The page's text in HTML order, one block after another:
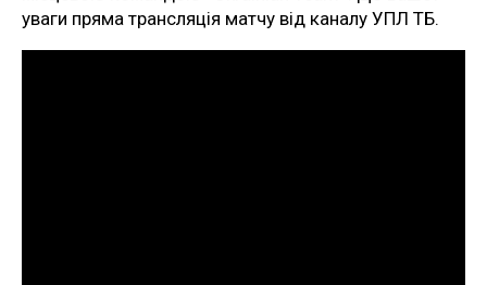
уваги пряма трансляція матчу від каналу УПЛ ТБ.